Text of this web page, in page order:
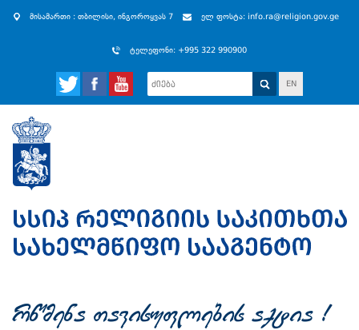
მისამართი : თბილისი, ინგოროყვას 7 ელ ფოსტა: info.ra@religion.gov.ge
ტელეფონი: +995 322 990900
EN
rwmena Tavisuflebis aqtia !